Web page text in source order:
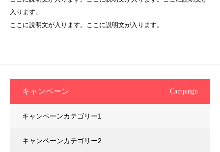
入ります。
ここに説明文が入ります。ここに説明文が入ります。
キャンペーン Campaign
キャンペーンカテゴリー1
キャンペーンカテゴリー2